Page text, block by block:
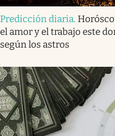
Predicción diaria.
el amor y el trabajo este
según los astros